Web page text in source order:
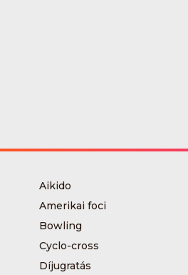
Aikido
Amerikai foci
Bowling
Cyclo-cross
Díjugratás